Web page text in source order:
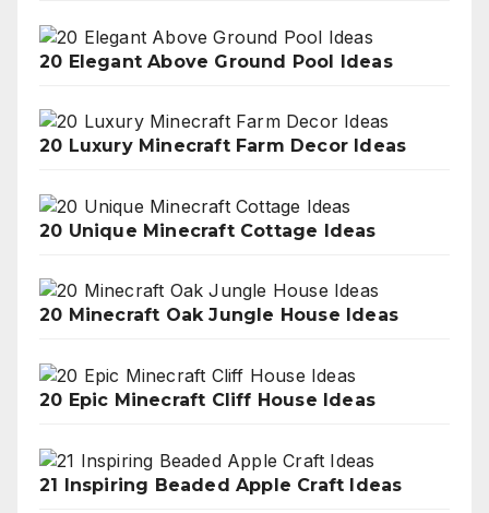
20 Elegant Above Ground Pool Ideas
20 Luxury Minecraft Farm Decor Ideas
20 Unique Minecraft Cottage Ideas
20 Minecraft Oak Jungle House Ideas
20 Epic Minecraft Cliff House Ideas
21 Inspiring Beaded Apple Craft Ideas